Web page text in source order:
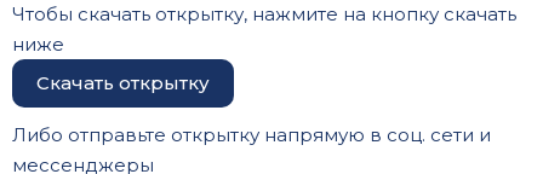
Чтобы скачать открытку, нажмите на кнопку скачать
ниже
Скачать открытку
Либо отправьте открытку напрямую в соц. сети и
мессенджеры